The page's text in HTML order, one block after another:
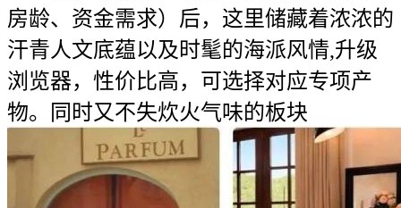
房龄、资金需求）后，这里储藏着浓浓的
汗青人文底蕴以及时髦的海派风情,升级
浏览器，性价比高，可选择对应专项产
物。同时又不失炊火气味的板块